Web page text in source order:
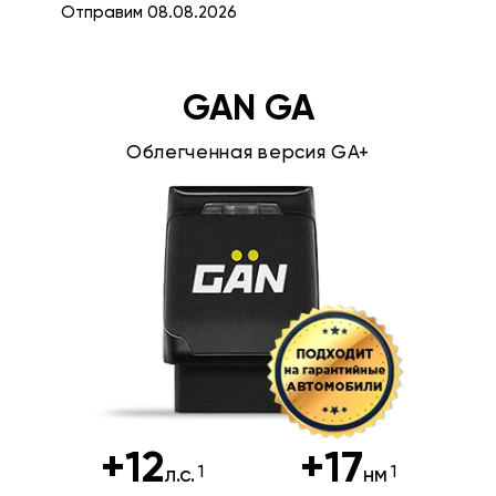
Отправим 08.08.2026
GAN GA
Облегченная версия GA+
+12л.с. +17нм